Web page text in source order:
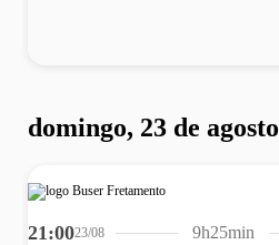
domingo, 23 de agosto
21:0023/08 9h25min